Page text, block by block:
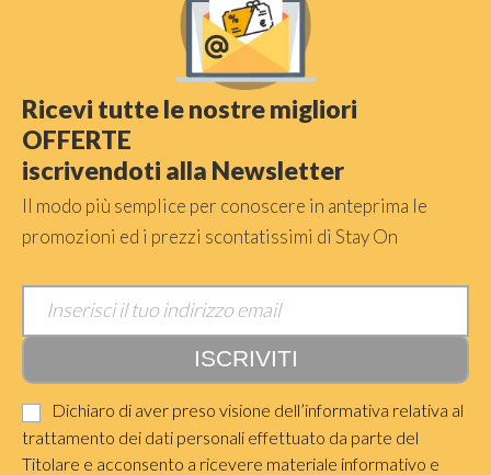
Ricevi tutte le nostre migliori
OFFERTE
iscrivendoti alla Newsletter
Il modo più semplice per conoscere in anteprima le
promozioni ed i prezzi scontatissimi di Stay On
Dichiaro di aver preso visione dell’informativa relativa al
trattamento dei dati personali effettuato da parte del
Titolare e acconsento a ricevere materiale informativo e